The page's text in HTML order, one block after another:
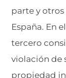
parte y
España. En
tercero
violación de
propiedad